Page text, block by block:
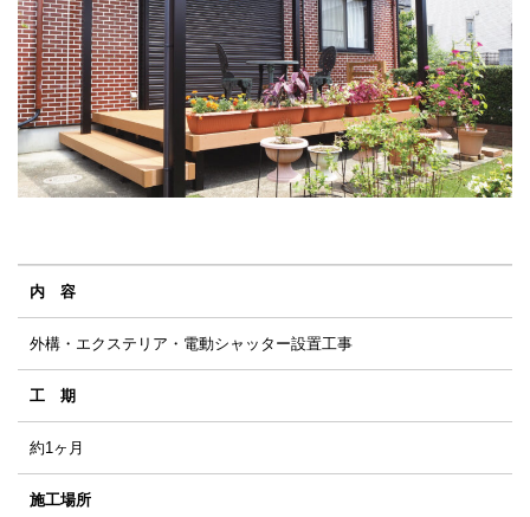
内 容
外構・エクステリア・電動シャッター設置工事
工 期
約1ヶ月
施工場所